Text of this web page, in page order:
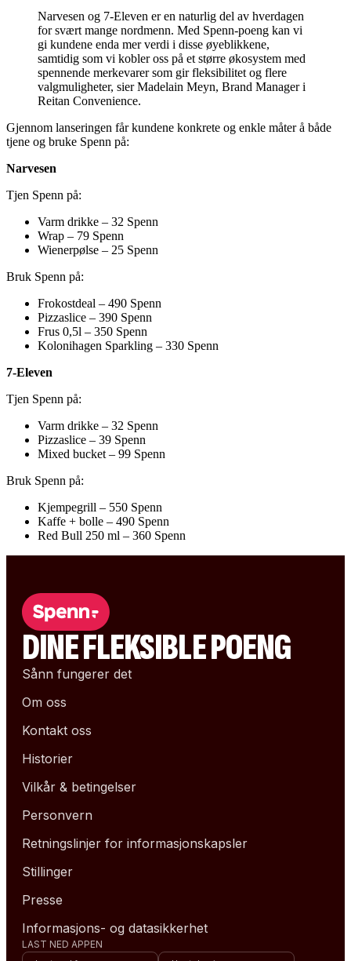
Narvesen og 7-Eleven er en naturlig del av hverdagen
for svært mange nordmenn. Med Spenn-poeng kan vi
gi kundene enda mer verdi i disse øyeblikkene,
samtidig som vi kobler oss på et større økosystem med
spennende merkevarer som gir fleksibilitet og flere
valgmuligheter, sier Madelain Meyn, Brand Manager i
Reitan Convenience.
Gjennom lanseringen får kundene konkrete og enkle måter å både
tjene og bruke Spenn på:
Narvesen
Tjen Spenn på:
Varm drikke – 32 Spenn
Wrap – 79 Spenn
Wienerpølse – 25 Spenn
Bruk Spenn på:
Frokostdeal – 490 Spenn
Pizzaslice – 390 Spenn
Frus 0,5l – 350 Spenn
Kolonihagen Sparkling – 330 Spenn
7-Eleven
Tjen Spenn på:
Varm drikke – 32 Spenn
Pizzaslice – 39 Spenn
Mixed bucket – 99 Spenn
Bruk Spenn på:
Kjempegrill – 550 Spenn
Kaffe + bolle – 490 Spenn
Red Bull 250 ml – 360 Spenn
DINE FLEKSIBLE POENG
Sånn fungerer det
Om oss
Kontakt oss
Historier
Vilkår & betingelser
Personvern
Retningslinjer for informasjonskapsler
Stillinger
Presse
Informasjons- og datasikkerhet
LAST NED APPEN